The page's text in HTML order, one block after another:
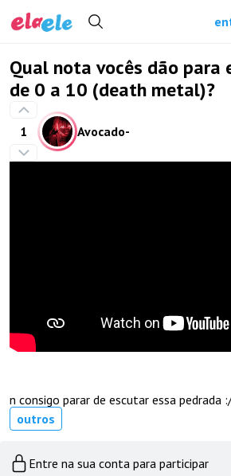
Qual nota vocês dão para
de 0 a 10 (death metal)?
1 Avocado-
n consigo parar de escutar essa pedrada
outros
Entre na sua conta para participar